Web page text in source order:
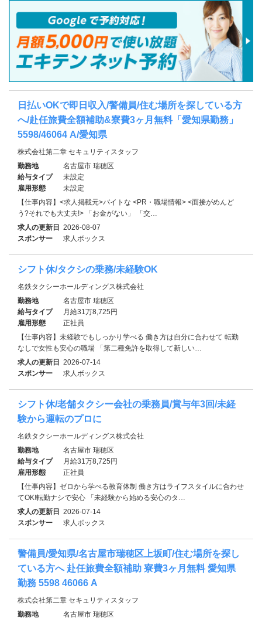
日払いOKで即日収入/警備員/住む場所を探している方
へ/赴任旅費全額補助&寮費3ヶ月無料「愛知県勤務」
5598/46064 A/愛知県
株式会社第二章 セキュリティスタッフ
勤務地
名古屋市 瑞穂区
給与タイプ
未設定
雇用形態
未設定
【仕事内容】<求人掲載元>バイトな <PR・職場情報> <面接がめんど
う?それでも大丈夫!> 「お金がない」 「交…
求人の更新日 2026-08-07
スポンサー
求人ボックス
シフト休/タクシの乗務/未経験OK
名鉄タクシーホールディングス株式会社
勤務地
名古屋市 瑞穂区
給与タイプ
月給31万8,725円
雇用形態
正社員
【仕事内容】未経験でもしっかり学べる 働き方は自分に合わせて 転勤
なしで女性も安心の職場 「第二種免許を取得して新しい…
求人の更新日 2026-07-14
スポンサー
求人ボックス
シフト休/老舗タクシー会社の乗務員/賞与年3回/未経
験から運転のプロに
名鉄タクシーホールディングス株式会社
勤務地
名古屋市 瑞穂区
給与タイプ
月給31万8,725円
雇用形態
正社員
【仕事内容】ゼロから学べる教育体制 働き方はライフスタイルに合わせ
てOK!転勤ナシで安心 「未経験から始める安心のタ…
求人の更新日 2026-07-14
スポンサー
求人ボックス
警備員/愛知県/名古屋市瑞穂区上坂町/住む場所を探し
ている方へ 赴任旅費全額補助 寮費3ヶ月無料 愛知県
勤務 5598 46066 A
株式会社第二章 セキュリティスタッフ
勤務地
名古屋市 瑞穂区